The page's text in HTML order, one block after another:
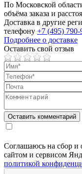
По Московской
объёма заказа и
Доставка в другие
телефону +7 (495) 790-
Подробнее о доставке
Оставить свой отзыв
Соглашаюсь на сбор и
сайтом и сервисом
политикой